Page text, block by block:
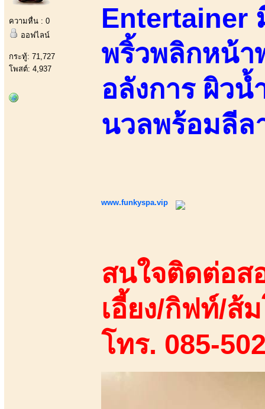
ความหื่น : 0
ออฟไลน์
กระทู้: 71,727
โพสต์: 4,937
Entertainer
พริ้วพลิกหน้า
อลังการ ผิวน้
นวลพร้อมลีล
www.funkyspa.vip
สนใจติดต่อส
เอี้ยง/กิฟท์/ส้
โทร. 085-